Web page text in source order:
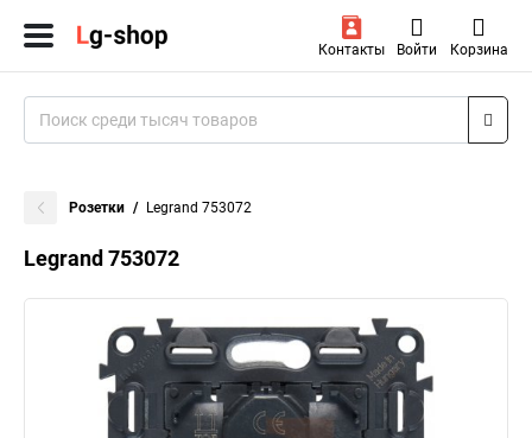
Контакты Войти Корзина
Розетки Legrand 753072
Legrand 753072